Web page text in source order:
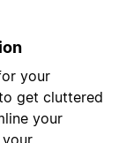
your
get cluttered
your